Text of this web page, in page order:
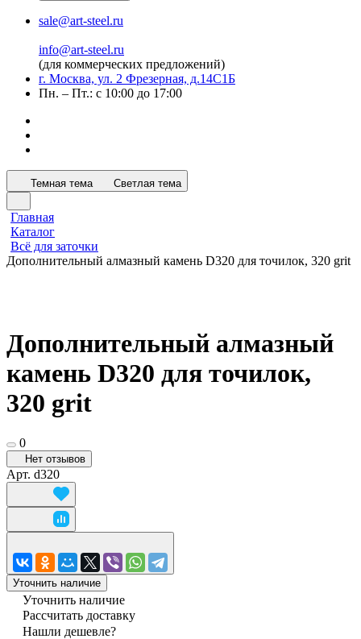
sale@art-steel.ru
info@art-steel.ru
(для коммерческих предложений)
г. Москва, ул. 2 Фрезерная, д.14С1Б
Пн. – Пт.: с 10:00 до 17:00
Темная тема Светлая тема
Главная
Каталог
Всё для заточки
Дополнительный алмазный камень D320 для точилок, 320 grit
Дополнительный алмазный
камень D320 для точилок,
320 grit
0
Нет отзывов
Арт. d320
Уточнить наличие
Уточнить наличие
Рассчитать доставку
Нашли дешевле?